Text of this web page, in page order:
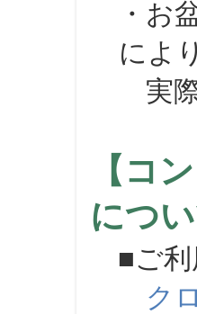
・お
によ
実際
【コ
につ
■ご利
ク